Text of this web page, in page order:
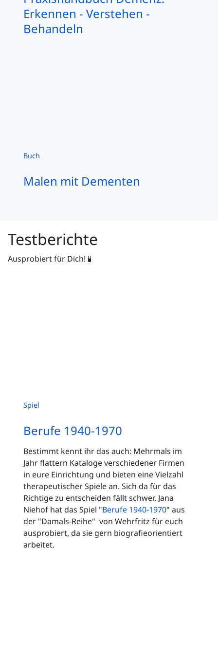
Erkennen - Verstehen -
Behandeln
Buch
Malen mit Dementen
Testberichte
Ausprobiert für Dich! 🧪
Spiel
Berufe 1940-1970
Bestimmt kennt ihr das auch: Mehrmals im
Jahr flattern Kataloge verschiedener Firmen
in eure Einrichtung und bieten eine Vielzahl
therapeutischer Spiele an. Sich da für das
Richtige zu entscheiden fällt schwer. Jana
Niehof hat das Spiel "Berufe 1940-1970" aus
der "Damals-Reihe" von Wehrfritz für euch
ausprobiert, da sie gern biografieorientiert
arbeitet.